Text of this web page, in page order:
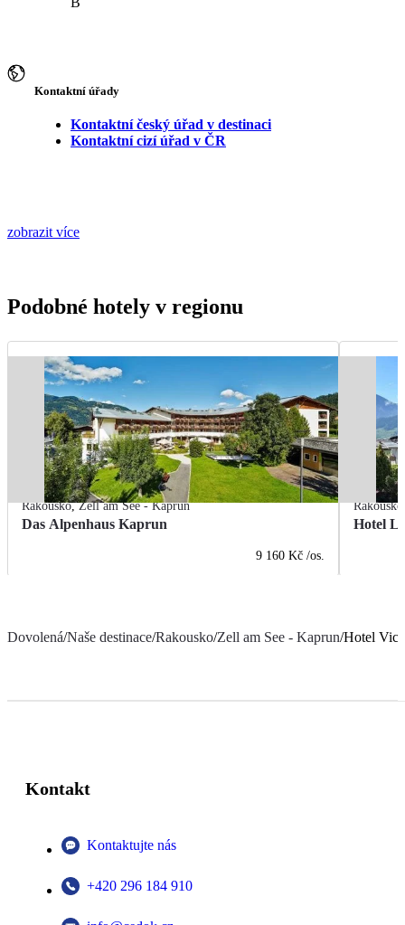
Kontaktní úřady
Kontaktní český úřad v destinaci
Kontaktní cizí úřad v ČR
zobrazit více
Podobné hotely v regionu
Rakousko,Zell am See - Kaprun
Das Alpenhaus Kaprun
9 160 Kč /os.
Rakousko
Hotel
Dovolená/Naše destinace/Rakousko/Zell am See - Kaprun/Hotel
Kontakt
Kontaktujte nás
+420 296 184 910